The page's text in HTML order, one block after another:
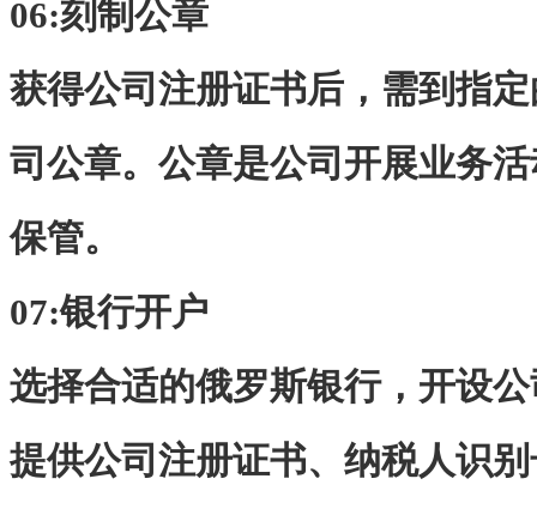
06:刻制公章
获得公司注册证书后，需到指
司公章。公章是公司开展业务
保管。
07:银行开户
选择合适的俄罗斯银行，开设
提供公司注册证书、纳税人识